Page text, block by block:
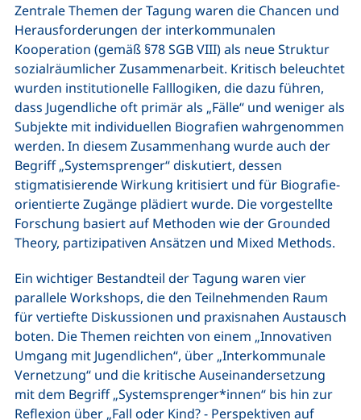
Zentrale Themen der Tagung waren die Chancen und
Herausforderungen der interkommunalen
Kooperation (gemäß §78 SGB VIII) als neue Struktur
sozialräumlicher Zusammenarbeit. Kritisch beleuchtet
wurden institutionelle Falllogiken, die dazu führen,
dass Jugendliche oft primär als „Fälle“ und weniger als
Subjekte mit individuellen Biografien wahrgenommen
werden. In diesem Zusammenhang wurde auch der
Begriff „Systemsprenger“ diskutiert, dessen
stigmatisierende Wirkung kritisiert und für Biografie-
orientierte Zugänge plädiert wurde. Die vorgestellte
Forschung basiert auf Methoden wie der Grounded
Theory, partizipativen Ansätzen und Mixed Methods.
Ein wichtiger Bestandteil der Tagung waren vier
parallele Workshops, die den Teilnehmenden Raum
für vertiefte Diskussionen und praxisnahen Austausch
boten. Die Themen reichten von einem „Innovativen
Umgang mit Jugendlichen“, über „Interkommunale
Vernetzung“ und die kritische Auseinandersetzung
mit dem Begriff „Systemsprenger*innen“ bis hin zur
Reflexion über „Fall oder Kind? - Perspektiven auf